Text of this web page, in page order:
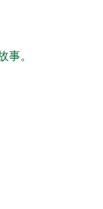
。